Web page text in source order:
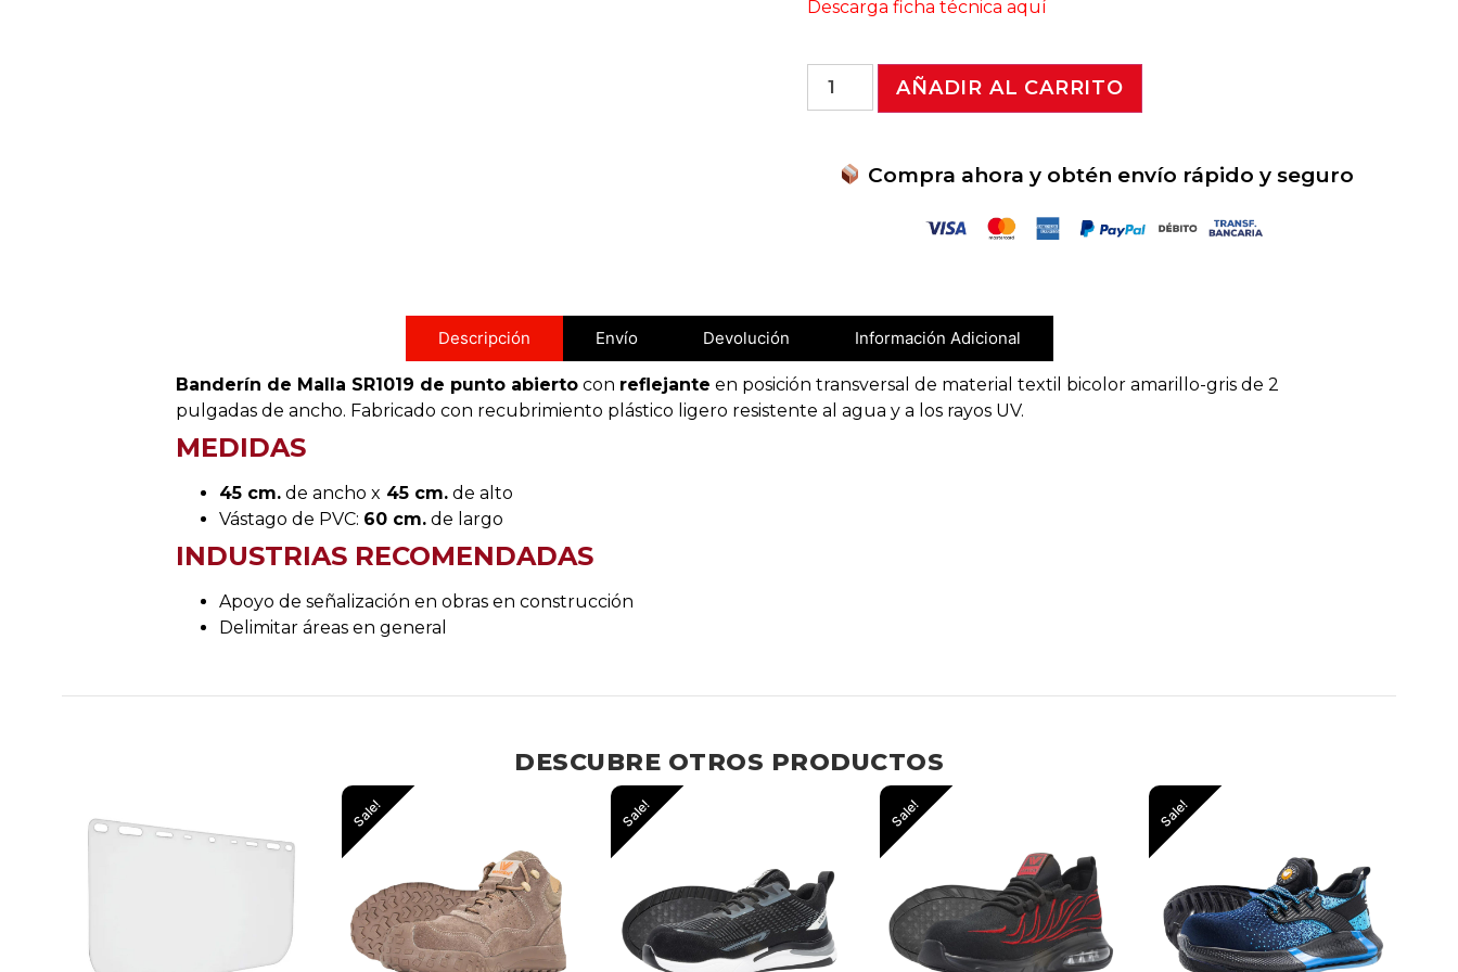
Descarga ficha técnica aquí
AÑADIR AL CARRITO
Compra ahora y obtén envío rápido y seguro
Descripción Envío Devolución Información Adicional
Banderín de Malla SR1019 de punto abierto con reflejante en posición transversal de material textil bicolor amarillo-gris de 2
pulgadas de ancho. Fabricado con recubrimiento plástico ligero resistente al agua y a los rayos UV.
MEDIDAS
45 cm. de ancho x 45 cm. de alto
Vástago de PVC: 60 cm. de largo
INDUSTRIAS RECOMENDADAS
Apoyo de señalización en obras en construcción
Delimitar áreas en general
DESCUBRE OTROS PRODUCTOS